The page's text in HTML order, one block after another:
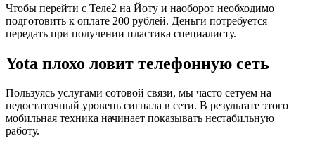
Чтобы перейти с Теле2 на Йоту и наоборот необходимо
подготовить к оплате 200 рублей. Деньги потребуется
передать при получении пластика специалисту.
Yota плохо ловит телефонную сеть
Пользуясь услугами сотовой связи, мы часто сетуем на
недостаточный уровень сигнала в сети. В результате этого
мобильная техника начинает показывать нестабильную
работу.